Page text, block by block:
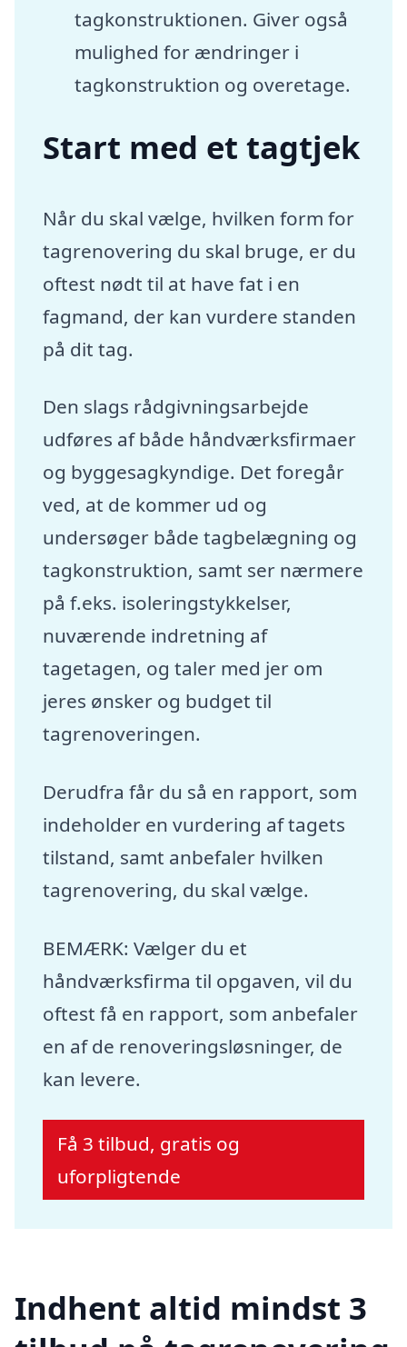
tagkonstruktionen. Giver også
mulighed for ændringer i
tagkonstruktion og overetage.
Start med et tagtjek
Når du skal vælge, hvilken form for
tagrenovering du skal bruge, er du
oftest nødt til at have fat i en
fagmand, der kan vurdere standen
på dit tag.
Den slags rådgivningsarbejde
udføres af både håndværksfirmaer
og byggesagkyndige. Det foregår
ved, at de kommer ud og
undersøger både tagbelægning og
tagkonstruktion, samt ser nærmere
på f.eks. isoleringstykkelser,
nuværende indretning af
tagetagen, og taler med jer om
jeres ønsker og budget til
tagrenoveringen.
Derudfra får du så en rapport, som
indeholder en vurdering af tagets
tilstand, samt anbefaler hvilken
tagrenovering, du skal vælge.
BEMÆRK: Vælger du et
håndværksfirma til opgaven, vil du
oftest få en rapport, som anbefaler
en af de renoveringsløsninger, de
kan levere.
Få 3 tilbud, gratis og
uforpligtende
Indhent altid mindst 3